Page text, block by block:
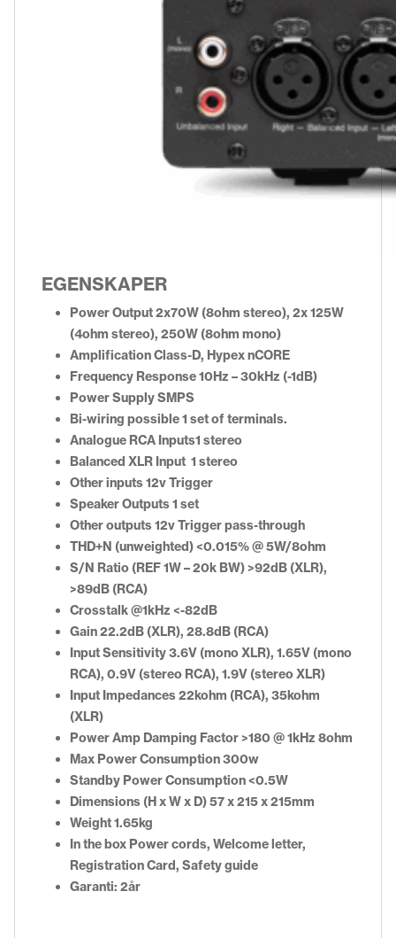
EGENSKAPER
Power Output 2x70W (8ohm stereo), 2x 125W
(4ohm stereo), 250W (8ohm mono)
Amplification Class-D, Hypex nCORE
Frequency Response 10Hz – 30kHz (-1dB)
Power Supply SMPS
Bi-wiring possible 1 set of terminals.
Analogue RCA Inputs1 stereo
Balanced XLR Input 1 stereo
Other inputs 12v Trigger
Speaker Outputs 1 set
Other outputs 12v Trigger pass-through
THD+N (unweighted) <0.015% @ 5W/8ohm
S/N Ratio (REF 1W – 20k BW) >92dB (XLR),
>89dB (RCA)
Crosstalk @1kHz <-82dB
Gain 22.2dB (XLR), 28.8dB (RCA)
Input Sensitivity 3.6V (mono XLR), 1.65V (mono
RCA), 0.9V (stereo RCA), 1.9V (stereo XLR)
Input Impedances 22kohm (RCA), 35kohm
(XLR)
Power Amp Damping Factor >180 @ 1kHz 8ohm
Max Power Consumption 300w
Standby Power Consumption <0.5W
Dimensions (H x W x D) 57 x 215 x 215mm
Weight 1.65kg
In the box Power cords, Welcome letter,
Registration Card, Safety guide
Garanti: 2år